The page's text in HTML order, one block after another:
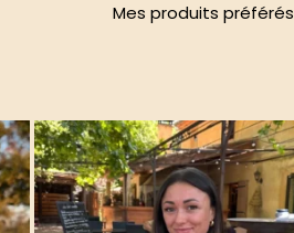
Mes produits préférés